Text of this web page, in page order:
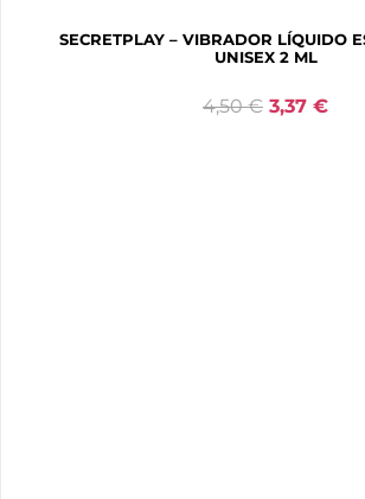
SECRETPLAY – VIBRADOR LÍQUIDO
UNISEX 2 ML
4,50€ 3,37 €